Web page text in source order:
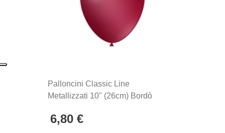
artigianale e attenzione ai dettagli.
Palloncini Classic Line
Metallizzati 10" (26cm) Bordò
6,80 €